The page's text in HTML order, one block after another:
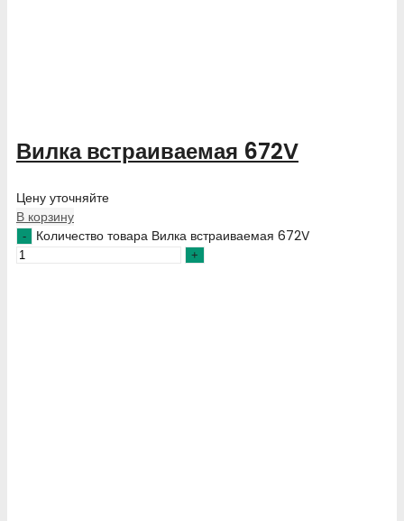
Вилка встраиваемая 672V
Цену уточняйте
В корзину
Количество товара Вилка встраиваемая 672V